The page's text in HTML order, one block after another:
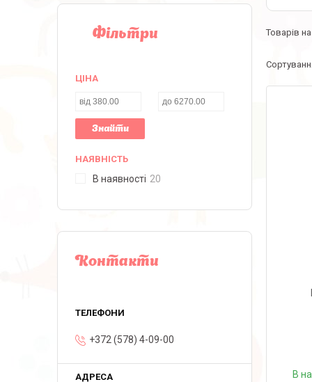
В
Фільтри
ЦІНА
Знайти
НАЯВНІСТЬ
В наявності 20
Контакти
+372 (578) 4-09-00